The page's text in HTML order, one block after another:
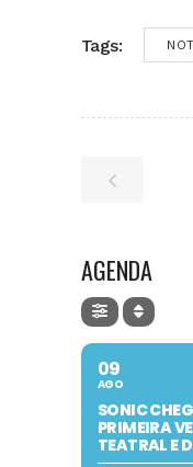
Tags:
AGENDA
09
AGO
SONIC
PRIMEIRA
TEATRAL E